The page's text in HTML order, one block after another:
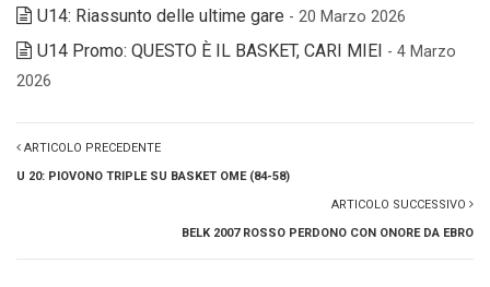
U14: Riassunto delle ultime gare - 20 Marzo 2026
U14 Promo: QUESTO È IL BASKET, CARI MIEI - 4 Marzo
2026
ARTICOLO PRECEDENTE
U 20: PIOVONO TRIPLE SU BASKET OME (84-58)
ARTICOLO SUCCESSIVO
BELK 2007 ROSSO PERDONO CON ONORE DA EBRO